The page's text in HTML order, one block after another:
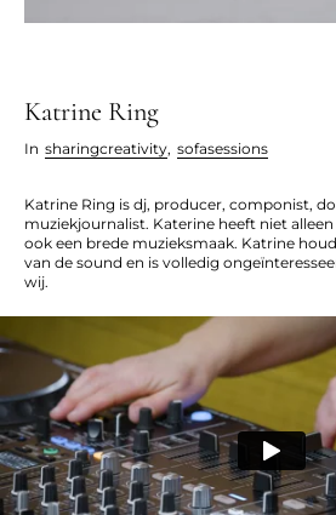
Katrine Ring
In sharingcreativity, sofasessions
Katrine Ring is dj, producer, componist,
muziekjournalist. Katerine heeft niet
ook een brede muzieksmaak. Katrine
van de sound en is volledig
wij.